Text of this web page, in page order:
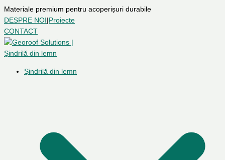
Materiale premium pentru acoperișuri durabile
DESPRE NOI
Proiecte
CONTACT
Șindrilă din lemn